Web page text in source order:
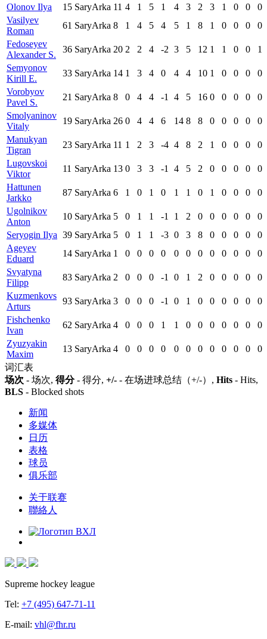
Olonov Ilya
15 SaryArka 11 4 1 5 1 4 3 2 3 1 0 0
0
Vasilyev
Roman
61 SaryArka 8 1 4 5 4 5 1 8 1 0 0 0
0
Fedoseyev
Alexander S.
36 SaryArka 20 2 2 4 -2 3 5 12 1 1 0 0
1
Semyonov
Kirill E.
33 SaryArka 14 1 3 4 0 4 4 10 1 0 0 0
0
Vorobyov
Pavel S.
21 SaryArka 8 0 4 4 -1 4 5 16 0 0 0 0
0
Smolyaninov
Vitaly
19 SaryArka 26 0 4 4 6 14 8 8 0 0 0 0
0
Manukyan
Tigran
23 SaryArka 11 1 2 3 -4 4 8 2 1 0 0 0
0
Lugovskoi
Viktor
11 SaryArka 13 0 3 3 -1 4 5 2 0 0 0 0
0
Hattunen
Jarkko
87 SaryArka 6 1 0 1 0 1 1 0 1 0 0 0
0
Ugolnikov
Anton
10 SaryArka 5 0 1 1 -1 1 2 0 0 0 0 0
0
Seryogin Ilya 39 SaryArka 5 0 1 1 -3 0 3 8 0 0 0 0
0
Ageyev
Eduard
14 SaryArka 1 0 0 0 0 0 0 0 0 0 0 0
0
Svyatyna
Filipp
83 SaryArka 2 0 0 0 -1 0 1 2 0 0 0 0
0
Kuzmenkovs
Arturs
93 SaryArka 3 0 0 0 -1 0 1 0 0 0 0 0
0
Fishchenko
Ivan
62 SaryArka 4 0 0 0 1 1 0 0 0 0 0 0
0
Zyuzyakin
Maxim
13 SaryArka 4 0 0 0 0 0 0 0 0 0 0 0
0
词汇表
场次 - 场次, 得分- 得分, +/- - 在场进球总结（+/-）, Hits - Hits,
BLS - Blocked shots
新闻
多媒体
日历
表格
球员
俱乐部
关于联赛
聯絡人
Supreme hockey league
Tel: +7 (495) 647-71-11
E-mail: vhl@fhr.ru